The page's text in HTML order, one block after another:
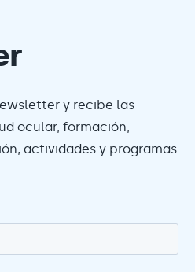
y recibe las
ocular, formación,
actividades y programas